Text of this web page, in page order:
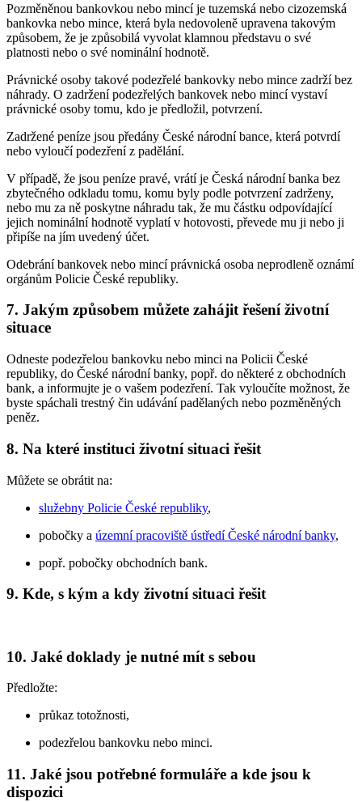
Pozměněnou bankovkou nebo mincí je tuzemská nebo cizozemská
bankovka nebo mince, která byla nedovoleně upravena takovým
způsobem, že je způsobilá vyvolat klamnou představu o své
platnosti nebo o své nominální hodnotě.
Právnické osoby takové podezřelé bankovky nebo mince zadrží bez
náhrady. O zadržení podezřelých bankovek nebo mincí vystaví
právnické osoby tomu, kdo je předložil, potvrzení.
Zadržené peníze jsou předány České národní bance, která potvrdí
nebo vyloučí podezření z padělání.
V případě, že jsou peníze pravé, vrátí je Česká národní banka bez
zbytečného odkladu tomu, komu byly podle potvrzení zadrženy,
nebo mu za ně poskytne náhradu tak, že mu částku odpovídající
jejich nominální hodnotě vyplatí v hotovosti, převede mu ji nebo ji
připíše na jím uvedený účet.
Odebrání bankovek nebo mincí právnická osoba neprodleně oznámí
orgánům Policie České republiky.
7. Jakým způsobem můžete zahájit řešení životní
situace
Odneste podezřelou bankovku nebo minci na Policii České
republiky, do České národní banky, popř. do některé z obchodních
bank, a informujte je o vašem podezření. Tak vyloučíte možnost, že
byste spáchali trestný čin udávání padělaných nebo pozměněných
peněz.
8. Na které instituci životní situaci řešit
Můžete se obrátit na:
služebny Policie České republiky,
pobočky a územní pracoviště ústředí České národní banky,
popř. pobočky obchodních bank.
9. Kde, s kým a kdy životní situaci řešit
10. Jaké doklady je nutné mít s sebou
Předložte:
průkaz totožnosti,
podezřelou bankovku nebo minci.
11. Jaké jsou potřebné formuláře a kde jsou k
dispozici